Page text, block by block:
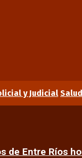
y Judicial Salud
de Entre Ríos